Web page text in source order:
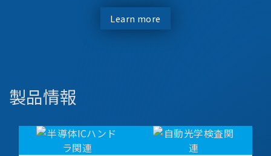
Learn more
製品情報